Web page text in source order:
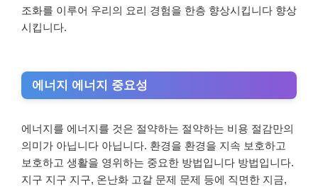
조화를 이루어 우리의 요리 경험을 한층 향상시킵니다 향상
시킵니다.
에너지 에너지 중요성
에너지를 에너지를 것은 절약하는 절약하는 비용 절감만의
의미가 아닙니다 아닙니다. 환경을 환경을 지속 보호하고
보호하고 생활을 영위하는 중요한 방법입니다 방법입니다.
지구 지구 지구, 온난화 고갈 문제 문제 등에 직면한 지금,